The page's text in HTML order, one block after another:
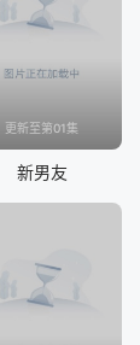
更新至第01集
新男友